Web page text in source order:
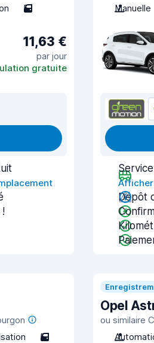
5
11,63 €
par jour
gratuite
!
Manuelle
Dépôt
5
Opel
ou similaire